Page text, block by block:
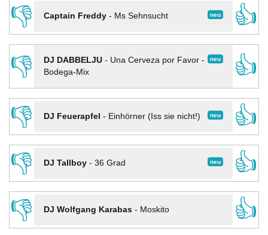
👎
neu
Captain Freddy- Ms Sehnsucht
👍
👎
neu
DJ DABBELJU- Una Cerveza por Favor -
Bodega-Mix
👍
👎
neu
DJ Feuerapfel - Einhörner (Iss sie nicht!)
👍
👎
neu
DJ Tallboy- 36 Grad
👍
👎
DJ Wolfgang Karabas- Moskito
👍